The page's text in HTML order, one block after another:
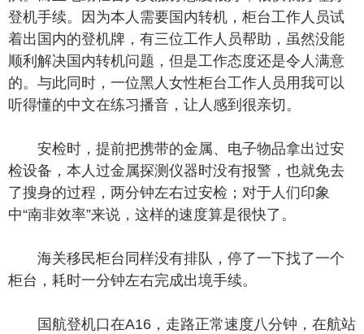
登机手续。因为本人需要国内转机，柜台工作人员试
着出国内的登机牌，有三位工作人员帮助，虽然没能
顺利解决国内转机问题，但是工作态度还是令人满意
的。与此同时，一位黑人女性柜台工作人员用我可以
听得懂的中文在练习播音，让人感到很亲切。
安检时，提前把携带的金属、电子物品拿出过安
检设备，本人过金属探测仪器时没有报警，也就免去
了搜身的过程，两分钟左右过安检；对于人们印象
中“南非效率”来说，这样的速度算是很快了。
海关移民柜台同样没有排队，停了一下找了一个
柜台，耗时一分钟左右完成出境手续。
国航登机口在A16，走路正常速度八分钟，在航站